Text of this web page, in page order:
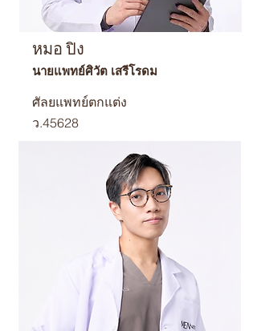
หมอ ปิง
นายแพทย์ศิวัต เสรีโรดม
ศัลยแพทย์ตกแต่ง
ว.45628